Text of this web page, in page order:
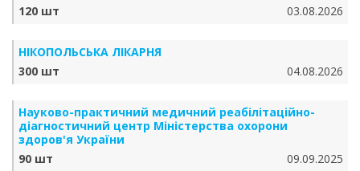
120 шт
03.08.2026
НІКОПОЛЬСЬКА ЛІКАРНЯ
300 шт
04.08.2026
Науково-практичний медичний реабілітаційно-
діагностичний центр Міністерства охорони
здоров'я України
90 шт
09.09.2025